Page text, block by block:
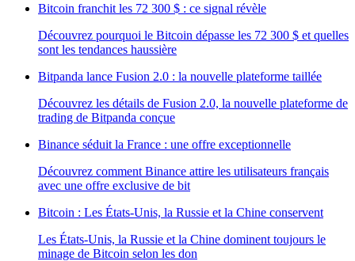
Bitcoin franchit les 72 300 $ : ce signal révèle
Découvrez pourquoi le Bitcoin dépasse les 72 300 $ et quelles
sont les tendances haussière
Bitpanda lance Fusion 2.0 : la nouvelle plateforme taillée
Découvrez les détails de Fusion 2.0, la nouvelle plateforme de
trading de Bitpanda conçue
Binance séduit la France : une offre exceptionnelle
Découvrez comment Binance attire les utilisateurs français
avec une offre exclusive de bit
Bitcoin : Les États-Unis, la Russie et la Chine conservent
Les États-Unis, la Russie et la Chine dominent toujours le
minage de Bitcoin selon les don